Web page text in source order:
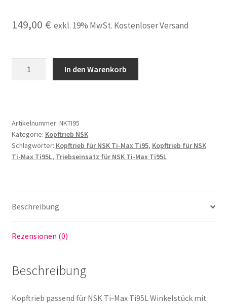
149,00 € exkl. 19% MwSt. Kostenloser Versand
Max
Ti95L
Winkelstück
In den Warenkorb
Artikelnummer: NKTI95
Kategorie: Kopftrieb NSK
Schlagwörter: Kopftrieb für NSK Ti-Max Ti95, Kopftrieb für NSK
Ti-Max Ti95L, Triebseinsatz für NSK Ti-Max Ti95L
Beschreibung
Rezensionen (0)
Beschreibung
Kopftrieb passend für NSK Ti-Max Ti95L Winkelstück mit